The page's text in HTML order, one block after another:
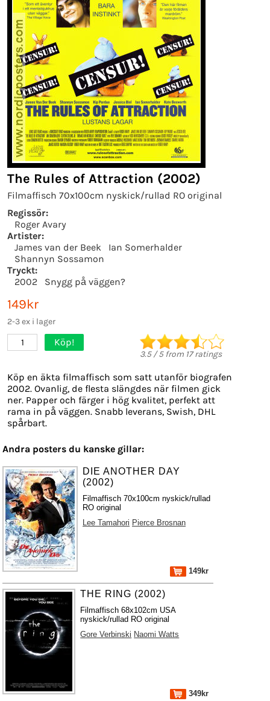
The Rules of Attraction (2002)
Filmaffisch 70x100cm nyskick/rullad RO original
Regissör:
Roger Avary
Artister:
James van der Beek
Ian Somerhalder
Shannyn Sossamon
Tryckt:
2002
Snygg på väggen?
149kr
2-3 ex i lager
1 Köp!
3.5/5from 17ratings
Köp en äkta filmaffisch som satt utanför biografen
2002. Ovanlig, de flesta slängdes när filmen gick
ner. Papper och färger i hög kvalitet, perfekt att
rama in på väggen. Snabb leverans, Swish, DHL
spårbart.
Andra posters du kanske gillar:
DIE ANOTHER DAY
(2002)
Filmaffisch 70x100cm nyskick/rullad
RO original
Lee Tamahori Pierce Brosnan
149kr
THE RING (2002)
Filmaffisch 68x102cm USA
nyskick/rullad RO original
Gore Verbinski Naomi Watts
349kr